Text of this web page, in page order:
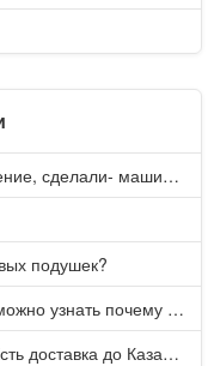
Подогнал сделать развал-схождение, сделали- машина уходит на право и колеса проверил все хорошо с атмосферами ужас как можно делать авто, не ужели не берегут свою репутацию, не советую.
подушек?
Номер телефона действующий можно узнать почему номер неправельный
Здравствуйте, есть в продаже? Есть доставка до Казани?